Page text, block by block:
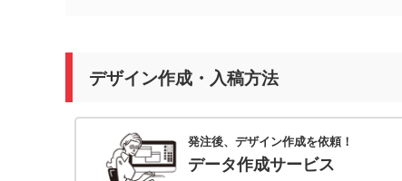
デザイン作成・入稿方法
発注後、デザイン作成を依頼！
データ作成サービス